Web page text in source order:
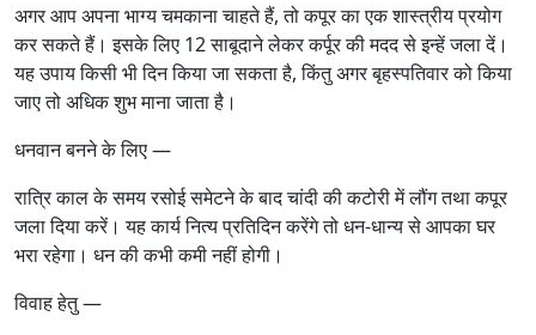
अगर आप अपना भाग्य चमकाना चाहते हैं, तो कपूर का एक शास्त्रीय प्रयोग
कर सकते हैं। इसके लिए 12 साबूदाने लेकर कर्पूर की मदद से इन्हें जला दें।
यह उपाय किसी भी दिन किया जा सकता है, किंतु अगर बृहस्पतिवार को किया
जाए तो अधिक शुभ माना जाता है।
धनवान बनने के लिए —
रात्रि काल के समय रसोई समेटने के बाद चांदी की कटोरी में लौंग तथा कपूर
जला दिया करें। यह कार्य नित्य प्रतिदिन करेंगे तो धन-धान्य से आपका घर
भरा रहेगा। धन की कभी कमी नहीं होगी।
विवाह हेतु —